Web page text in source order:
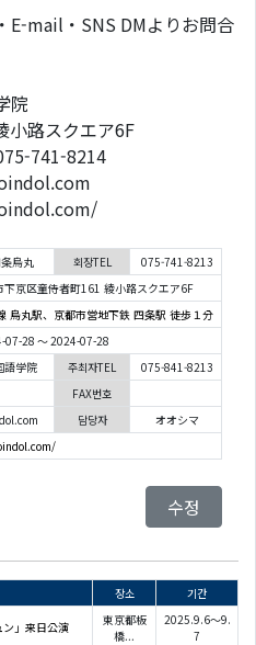
E-mail・SNS DMよりお問合
院
小路スクエア6F
741-8214
烏丸 회장TEL
075-741-8213
下京区童侍者町161 綾小路スクエア6F
烏丸駅、京都市営地下鉄 四条駅 徒歩１分
07-28 ～ 2024-07-28
語学院 주최자TEL
075-841-8213
FAX번호
담당자
オオシマ
수정
장소 기간
」来日公演
東京都板
橋...
2025.9.6～9.
7